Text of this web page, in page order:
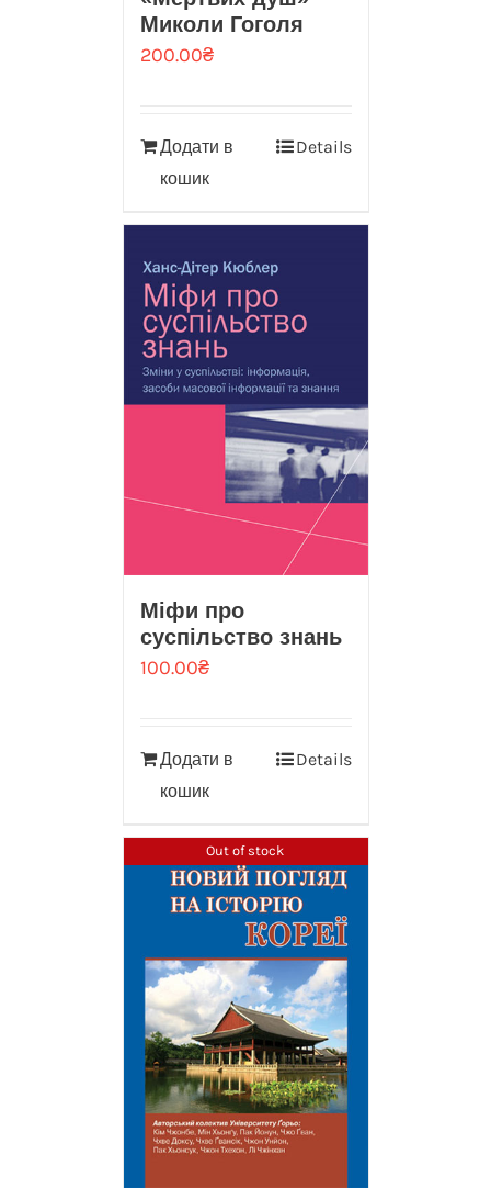
Миколи Гоголя
200.00₴
Додати в
кошик
Details
Міфи про
суспільство знань
100.00₴
Додати в
кошик
Details
Out of stock